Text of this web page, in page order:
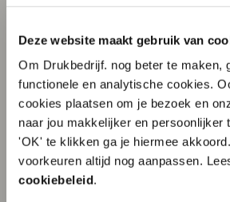
Deze website maakt gebruik van
Om Drukbedrijf. nog beter te maken,
functionele en analytische cookies.
cookies plaatsen om je bezoek en
naar jou makkelijker en persoonlijker
'OK' te klikken ga je hiermee
voorkeuren altijd nog aanpassen.
cookiebeleid.
LED frame
Vanaf € 283,72 per stuk
Intense verlichting van
Keuze uit meerdere
kleur profielen
10% korting op je
eerste order?